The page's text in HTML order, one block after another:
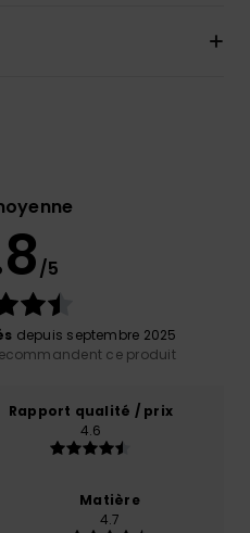
/5
depuis septembre 2025
ce produit
Rapport qualité / prix
4.6
Matière
4.7